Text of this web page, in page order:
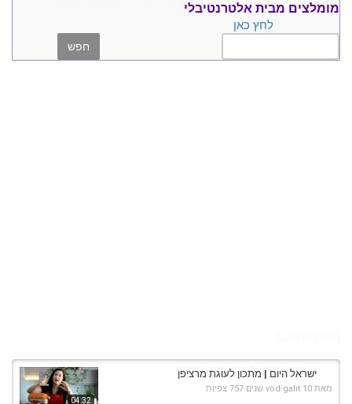
מומלצים מבית אלטרנטיבלי
לחץ כאן
04:32
ישראל היום | מתכון לעוגת מרציפן
מאת vod-galit 10 שנים 757 צפיות